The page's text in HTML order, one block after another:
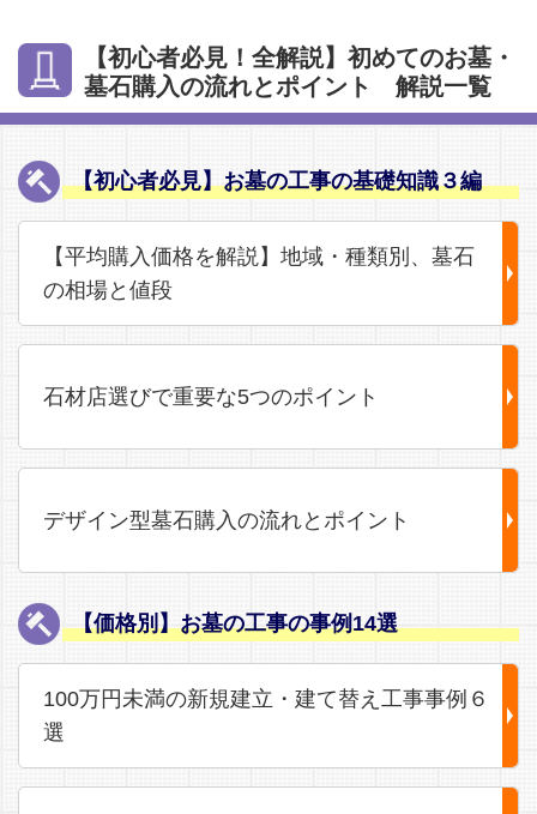
【初心者必見！全解説】初めてのお墓・
墓石購入の流れとポイント 解説一覧
【初心者必見】お墓の工事の基礎知識３編
【平均購入価格を解説】地域・種類別、墓石
の相場と値段
石材店選びで重要な5つのポイント
デザイン型墓石購入の流れとポイント
【価格別】お墓の工事の事例14選
100万円未満の新規建立・建て替え工事事例６
選